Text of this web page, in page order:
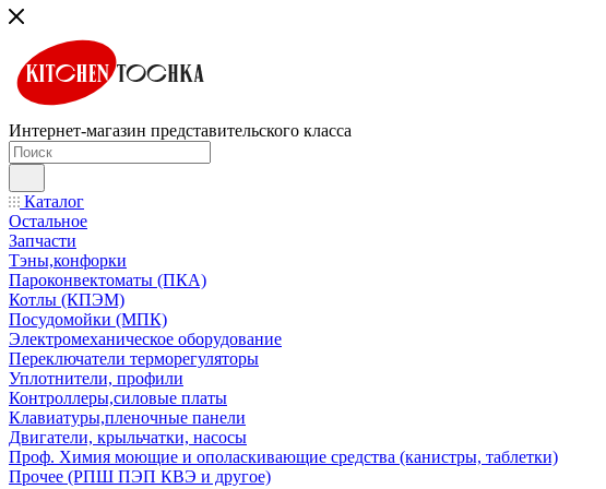
Интернет-магазин представительского класса
Каталог
Остальное
Запчасти
Тэны,конфорки
Пароконвектоматы (ПКА)
Котлы (КПЭМ)
Посудомойки (МПК)
Электромеханическое оборудование
Переключатели терморегуляторы
Уплотнители, профили
Контроллеры,силовые платы
Клавиатуры,пленочные панели
Двигатели, крыльчатки, насосы
Проф. Химия моющие и ополаскивающие средства (канистры, таблетки)
Прочее (РПШ ПЭП КВЭ и другое)